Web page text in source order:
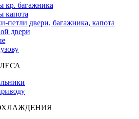
кр. багажника
капота
петли двери, багажника, капота
двери